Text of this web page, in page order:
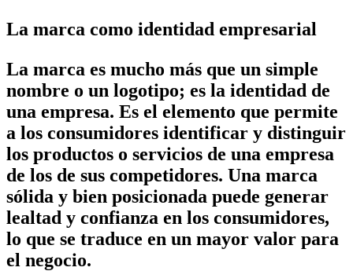
La marca como identidad empresarial
La marca es mucho más que un simple
nombre o un logotipo; es la identidad de
una empresa. Es el elemento que permite
a los consumidores identificar y distinguir
los productos o servicios de una empresa
de los de sus competidores. Una marca
sólida y bien posicionada puede generar
lealtad y confianza en los consumidores,
lo que se traduce en un mayor valor para
el negocio.